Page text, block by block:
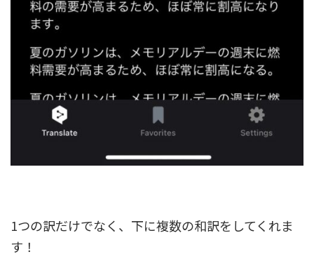
1つの訳だけでなく、下に複数の和訳をしてくれま
す！